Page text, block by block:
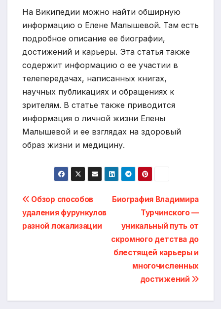
На Википедии можно найти обширную
информацию о Елене Малышевой. Там есть
подробное описание ее биографии,
достижений и карьеры. Эта статья также
содержит информацию о ее участии в
телепередачах, написанных книгах,
научных публикациях и обращениях к
зрителям. В статье также приводится
информация о личной жизни Елены
Малышевой и ее взглядах на здоровый
образ жизни и медицину.
Навигация
по
Биография Владимира
Турчинского —
уникальный путь от
скромного детства до
блестящей карьеры и
многочисленных
достижений
Обзор способов
удаления фурункулов
разной локализации